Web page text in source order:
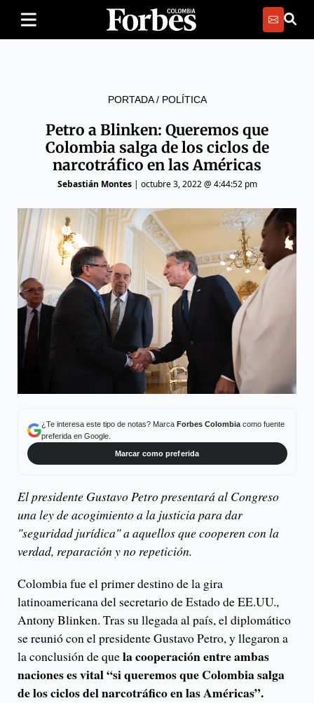
PORTADA/ POLÍTICA
Petro a Blinken: Queremos que
Colombia salga de los ciclos de
narcotráfico en las Américas
Sebastián Montes| octubre 3, 2022 @ 4:44:52 pm
¿Te interesa este tipo de notas? Marca Forbes Colombiacomo fuente
preferida en Google.
Marcar como preferida
El presidente Gustavo Petro presentará al Congreso
una ley de acogimiento a la justicia para dar
"seguridad jurídica" a aquellos que cooperen con la
verdad, reparación y no repetición.
Colombia fue el primer destino de la gira
latinoamericana del secretario de Estado de EE.UU.,
Antony Blinken. Tras su llegada al país, el diplomático
se reunió con el presidente Gustavo Petro, y llegaron a
la conclusión de quela cooperación entre ambas
naciones es vital “si queremos que Colombia salga
de los ciclos del narcotráfico en las Américas”.